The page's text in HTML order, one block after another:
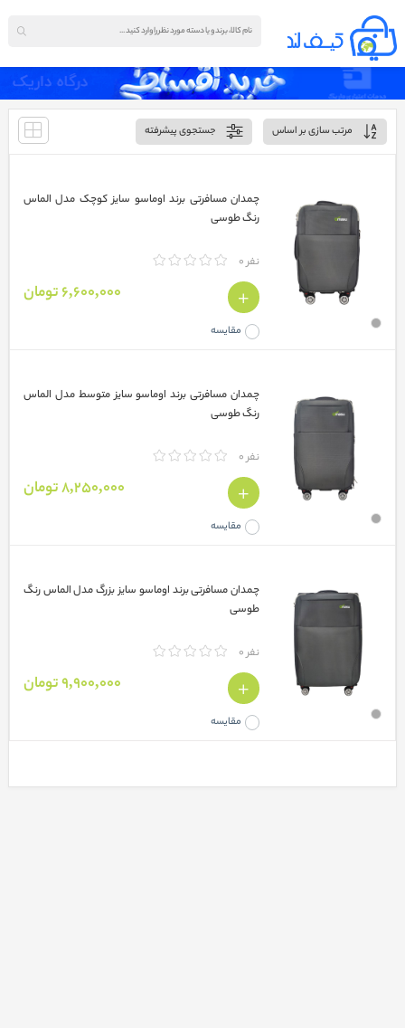
مرتب سازی بر اساس جستجوی پیشرفته
چمدان مسافرتی برند اوماسو سایز کوچک مدل الماس
رنگ طوسی
نفر 0
مقایسه
6,600,000 تومان
چمدان مسافرتی برند اوماسو سایز متوسط مدل الماس
رنگ طوسی
نفر 0
مقایسه
8,250,000 تومان
چمدان مسافرتی برند اوماسو سایز بزرگ مدل الماس رنگ
طوسی
نفر 0
مقایسه
9,900,000 تومان